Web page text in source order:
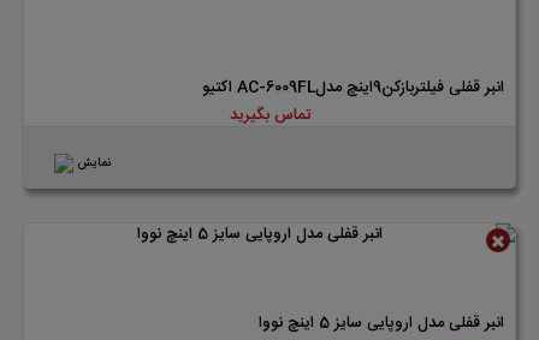
انبر قفلی فیلتربازکن9اینچ مدلAC-6009FL اکتیو
تماس بگیرید
نمایش
انبر قفلی مدل اروپایی سایز 5 اینچ نووا